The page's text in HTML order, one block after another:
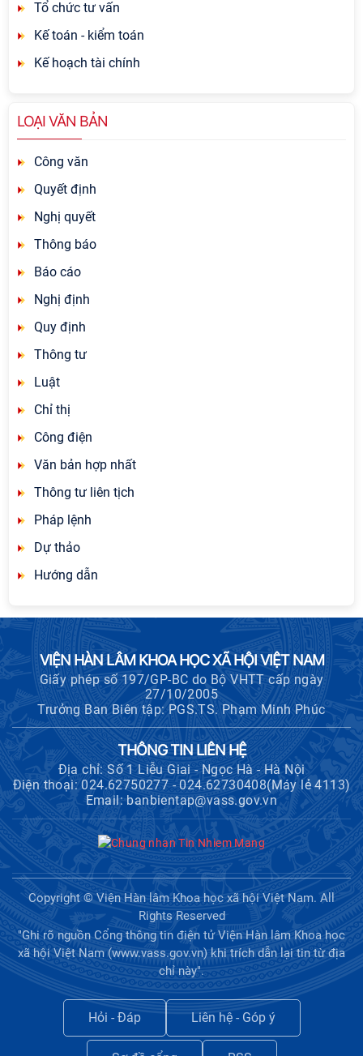
Tổ chức tư vấn
Kế toán - kiểm toán
Kế hoạch tài chính
LOẠI VĂN BẢN
Công văn
Quyết định
Nghị quyết
Thông báo
Báo cáo
Nghị định
Quy định
Thông tư
Luật
Chỉ thị
Công điện
Văn bản hợp nhất
Thông tư liên tịch
Pháp lệnh
Dự thảo
Hướng dẫn
VIỆN HÀN LÂM KHOA HỌC XÃ HỘI VIỆT NAM
Giấy phép số 197/GP-BC do Bộ VHTT cấp ngày
27/10/2005
Trưởng Ban Biên tập: PGS.TS. Phạm Minh Phúc
THÔNG TIN LIÊN HỆ
Địa chỉ: Số 1 Liễu Giai - Ngọc Hà - Hà Nội
Điện thoại: 024.62750277 - 024.62730408(Máy lẻ 4113)
Email: banbientap@vass.gov.vn
Copyright © Viện Hàn lâm Khoa học xã hội Việt Nam. All
Rights Reserved
"Ghi rõ nguồn Cổng thông tin điện tử Viện Hàn lâm Khoa học
xã hội Việt Nam (www.vass.gov.vn) khi trích dẫn lại tin từ địa
chỉ này".
Hỏi - Đáp Liên hệ - Góp ý